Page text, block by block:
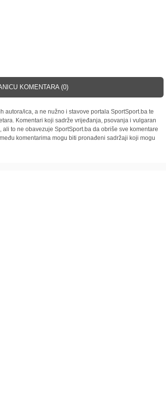
KOMENTARA (0)
autora/ica, a ne nužno i stavove portala SportSport.ba te
Komentari koji sadrže vrijeđanja, psovanja i vulgaran
to ne obavezuje SportSport.ba da obriše sve komentare
komentarima mogu biti pronađeni sadržaji koji mogu